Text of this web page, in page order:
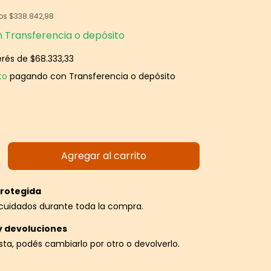
$338.842,98
Transferencia o depósito
de $68.333,33
pagando con Transferencia o depósito
durante toda la compra.
devoluciones
podés cambiarlo por otro o devolverlo.